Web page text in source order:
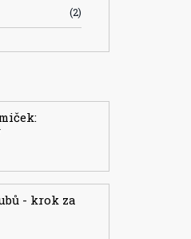
(2)
- krok za